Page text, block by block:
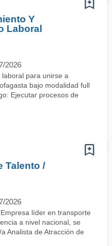
Y
Laboral
2026
laboral para unirse a
bajo modalidad full
Ejecutar procesos de
Talento /
2026
líder en transporte
a nivel nacional, se
Analista de Atracción de